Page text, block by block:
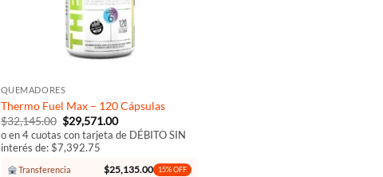
QUEMADORES
Thermo Fuel Max – 120 Cápsulas
$32,145.00 El
precio
original
era:
$32,145.00.
$29,571.00El
precio
actual
$29,571.00.
o en 4 cuotas con tarjeta de DÉBITO SIN
interés de: $7,392.75
Transferencia $25,135.00 15% OFF